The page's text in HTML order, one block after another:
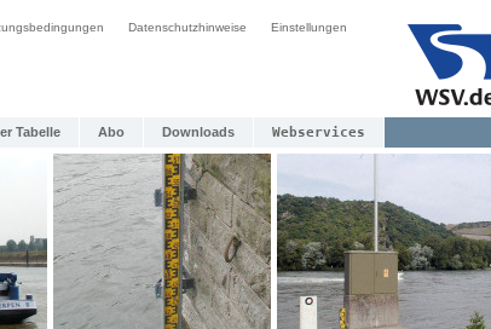
Datenschutzhinweise Einstellungen
Tabelle Abo Downloads Webservices